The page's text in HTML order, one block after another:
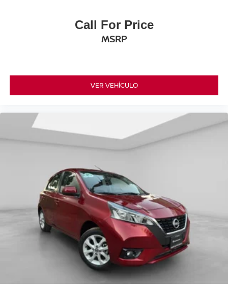
Call For Price
MSRP
VER VEHÍCULO